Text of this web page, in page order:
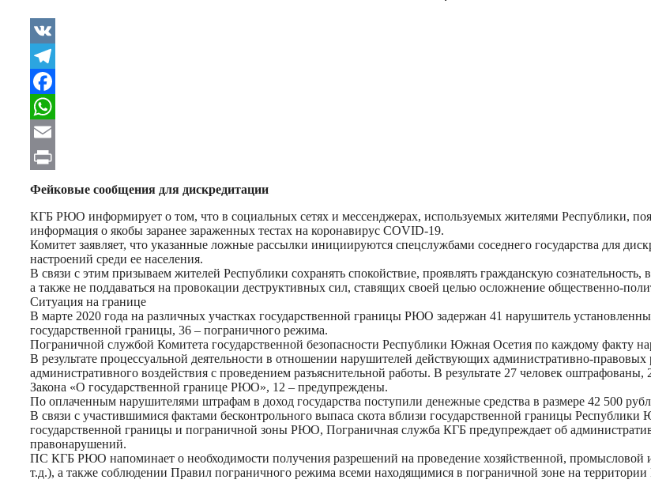
VK
Telegram
Facebook
WhatsApp
Email
Print
Фейковые сообщения для дискредитации
КГБ РЮО информирует о том, что в социальных сетях и мессенджерах, используемых жителями Республики,
информация о якобы заранее зараженных тестах на коронавирус COVID-19.
Комитет заявляет, что указанные ложные рассылки инициируются спецслужбами соседнего государства для
настроений среди ее населения.
В связи с этим призываем жителей Республики сохранять спокойствие, проявлять гражданскую
а также не поддаваться на провокации деструктивных сил, ставящих своей целью осложнение общественно-
Ситуация на границе
В марте 2020 года на различных участках государственной границы РЮО задержан 41 нарушитель
государственной границы, 36 – пограничного режима.
Пограничной службой Комитета государственной безопасности Республики Южная Осетия по каждому факту
В результате процессуальной деятельности в отношении нарушителей действующих административно-
административного воздействия с проведением разъяснительной работы. В результате 27 человек
Закона «О государственной границе РЮО», 12 – предупреждены.
По оплаченным нарушителями штрафам в доход государства поступили денежные средства в размере 42 500
В связи с участившимися фактами бесконтрольного выпаса скота вблизи государственной границы
государственной границы и пограничной зоны РЮО, Пограничная служба КГБ предупреждает об
правонарушений.
ПС КГБ РЮО напоминает о необходимости получения разрешений на проведение хозяйственной, промысловой
т.д.), а также соблюдении Правил пограничного режима всеми находящимися в пограничной зоне на